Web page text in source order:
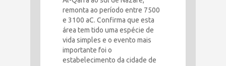
remonta ao período entre 7500
e 3100 aC. Confirma que esta
área tem tido uma espécie de
vida simples e o evento mais
importante foi o
estabelecimento da cidade de